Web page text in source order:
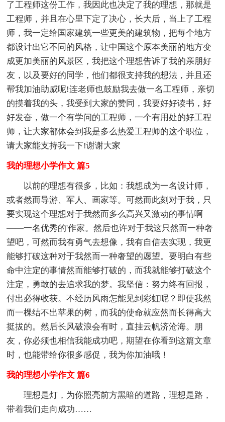
了工程师这份工作，我因此也决定了我的理想，那就是
工程师，并且在心里下定了决心，长大后，当上了工程
师，我一定给国家建筑一些更美的建筑物，把每个地方
都设计出它不同的风格，让中国这个原本美丽的地方变
成更加美丽的风景区，我把这个理想告诉了我的亲朋好
友，以及要好的同学，他们都很支持我的想法，并且还
帮我加油助威呢!连老师也鼓励我去做一名工程师，亲切
的摸着我的头，我受到大家的赞同，我要好好读书，好
好发奋，做一个有学问的工程师，一个有用处的好工程
师，让大家都体会到我是多么热爱工程师的这个职位，
请大家能支持我一下!谢谢大家
我的理想小学作文 篇5
以前的理想有很多，比如：我想成为一名设计师，
或者然而导游、军人、画家等。可然而此刻对于我，只
要实现这个理想对于我然而多么高兴又激动的事情啊
——一名优秀的'作家。然后也许对于我这只然而一种奢
望吧，可然而我有勇气去想像，我有自信去实现，我更
能够打破这种对于我然而一种奢望的愿望。要明白有些
命中注定的事情然而能够打破的，而我就能够打破这个
注定，勇敢的去追求我的梦。我坚信：努力终有回报，
付出必得收获。不经历风雨怎能见到彩虹呢？即使我然
而一棵结不出苹果的树，而我的使命就应然而长得高大
挺拔的。然后长风破浪会有时，直挂云帆济沧海。朋
友，你必须也相信我能成功吧，期望在你看到这篇文章
时，也能带给你很多感促，我为你加油哦！
我的理想小学作文 篇6
理想是灯，为你照亮前方黑暗的道路，理想是路，
带着我们走向成功……